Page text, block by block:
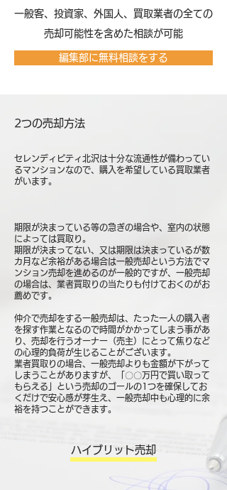
​一般客、投資家、外国人、買取業者の全ての
売却可能性を含めた相談が可能
編集部に無料相談をする
2つの売却方法
セレンディピティ北沢は十分な流通性が備わってい
るマンションなので、購入を希望している買取業者
がいます。
期限が決まっている等の急ぎの場合や、室内の状態
によっては買取り。
期限が決まってない、又は期限は決まっているが数
カ月など余裕がある場合は一般売却という方法でマ
ンション売却を進めるのが一般的ですが、一般売却
の場合は、業者買取りの当たりも付けておくのがお
薦めです。
仲介で売却をする一般売却は、たった一人の購入者
を探す作業となるので時間がかかってしまう事があ
り、売却を行うオーナー（売主）にとって焦りなど
の心理的負荷が生じることがございます。
業者買取りの場合、一般売却よりも金額が下がって
しまうことがありますが、「〇〇万円で買い取って
もらえる」という売却のゴールの1つを確保してお
くだけで安心感が芽生え、一般売却中も心理的に余
裕を持つことができます。
ハイブリット売却